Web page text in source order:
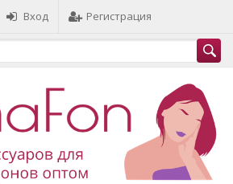
Вход Регистрация